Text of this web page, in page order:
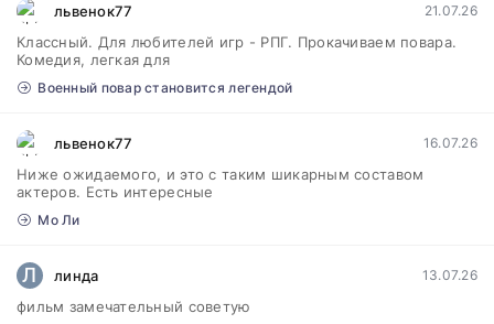
львенок77 21.07.26
Классный. Для любителей игр - РПГ. Прокачиваем повара.
Комедия, легкая для
Военный повар становится легендой
львенок77 16.07.26
Ниже ожидаемого, и это с таким шикарным составом
актеров. Есть интересные
Мо Ли
Л линда 13.07.26
фильм замечательный советую